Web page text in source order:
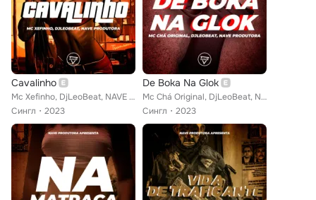
Cavalinho
Mc Xefinho, DjLeoBeat, NAVE Produtora
Сингл
2023
De Boka Na Glok
Mc Chá Original, DjLeoBeat, NAVE Produtora
Сингл
2023